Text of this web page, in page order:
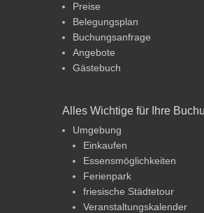
Preise
Belegungsplan
Buchungsanfrage
Angebote
Gästebuch
Alles Wichtige für Ihre
Umgebung
Einkaufen
Essensmöglichkeiten
Ferienpark
friesische Städtetour
Veranstaltungskalender